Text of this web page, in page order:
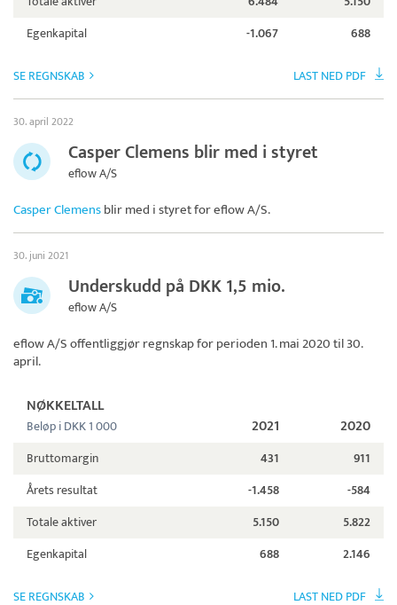
Egenkapital
-1.067 688
SE REGNSKAB LAST NED PDF
30. april 2022
Casper Clemens blir med i styret
eflow A/S
Casper Clemensblir med i styret foreflow A/S.
30. juni 2021
Underskudd på DKK 1,5 mio.
eflow A/S
eflow A/Soffentliggjør regnskap for perioden 1. mai 2020 til 30.
april.
NØKKELTALL
Beløp i DKK 1 000 2021 2020
Bruttomargin 431
911
Årets resultat
-1.458
-584
Totale aktiver
5.150
5.822
Egenkapital
688 2.146
SE REGNSKAB LAST NED PDF